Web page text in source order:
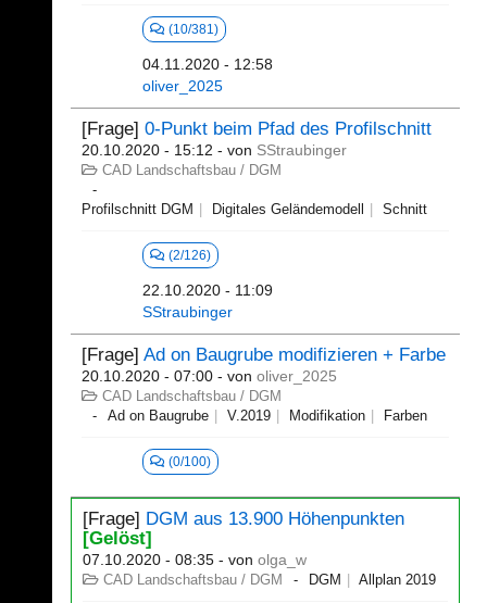
(10/381)
04.11.2020 - 12:58
oliver_2025
[Frage] 0-Punkt beim Pfad des Profilschnitt
20.10.2020 - 15:12 - von SStraubinger
CAD Landschaftsbau / DGM
Profilschnitt DGM Digitales Geländemodell Schnitt
(2/126)
22.10.2020 - 11:09
SStraubinger
[Frage] Ad on Baugrube modifizieren + Farbe
20.10.2020 - 07:00 - von oliver_2025
CAD Landschaftsbau / DGM
Ad on Baugrube
V.2019 Modifikation Farben
(0/100)
[Frage] DGM aus 13.900 Höhenpunkten
[Gelöst]
07.10.2020 - 08:35 - von olga_w
CAD Landschaftsbau / DGM DGM Allplan 2019